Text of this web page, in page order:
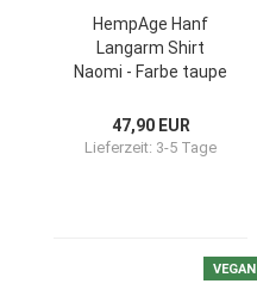
HempAge Hanf
Langarm Shirt
Naomi - Farbe taupe
Baumwolle
47,90 EUR
Lieferzeit: 3-5 Tage
VEGAN